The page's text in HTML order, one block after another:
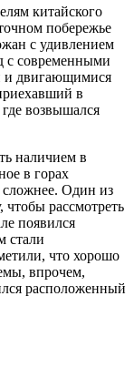
китайского
побережье
с удивлением
с современными
и двигающимися
в
возвышался
наличием в
в горах
Один из
рассмотреть
появился
стали
что хорошо
впрочем,
расположенный